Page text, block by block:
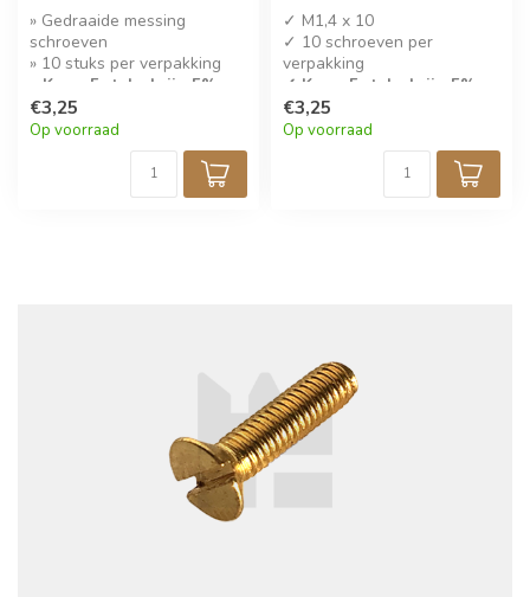
» Gedraaide messing
schroeven
» 10 stuks per verpakking
» Koop 5 stuks krijg 5%
korting!
€3,25
Op voorraad
✓ M1,4 x 10
✓ 10 schroeven per
verpakking
✓ Koop 5 stuks krijg 5%
korting!
✓ Gedraaide messing
€3,25
Op voorraad